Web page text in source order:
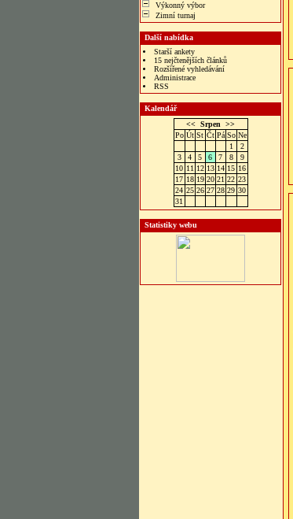
Výkonný výbor
Zimní turnaj
Další nabídka
Starší ankety
15 nejčtenějších článků
Rozšířené vyhledávání
Administrace
RSS
Kalendář
<< Srpen
>>
Po Út St Čt Pá So Ne
1
2
3
4 5 6 7 8
9
10 11 12 13 14 15 16
17 18 19 20 21 22 23
24 25 26 27 28 29 30
31
Statistiky webu